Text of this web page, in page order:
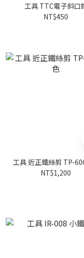
工具 TTC電子斜口
NT$450
工具 近正鐵絲剪 TP-
NT$1,200